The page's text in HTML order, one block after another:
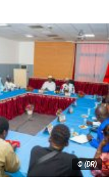
© (DR)